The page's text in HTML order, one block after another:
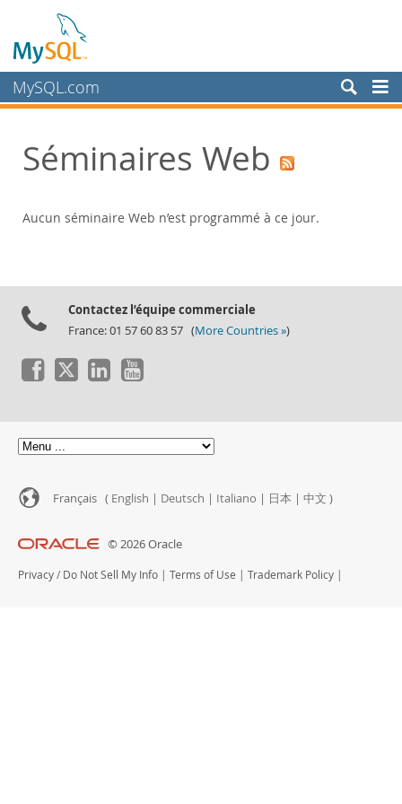
MySQL.com
Services
Clients
Live Webinars
On-Demand Webinars
Events
News Announcements
Acheter
Séminaires Web
Aucun séminaire Web n’est programmé à ce jour.
Contactez l’équipe commerciale
France: 01 57 60 83 57 (More Countries »)
Français ( English | Deutsch | Italiano | 日本 | 中文 )
© 2026 Oracle
Privacy / Do Not Sell My Info | Terms of Use | Trademark Policy |